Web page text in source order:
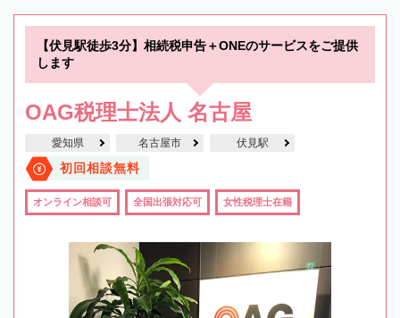
【伏見駅徒歩3分】相続税申告＋ONEのサービスをご提供
します
OAG税理士法人 名古屋
愛知県 名古屋市 伏見駅
初回相談無料
オンライン相談可 全国出張対応可 女性税理士在籍